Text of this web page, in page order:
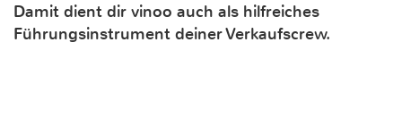
Damit dient dir vinoo auch als hilfreiches
Führungsinstrument deiner Verkaufscrew.